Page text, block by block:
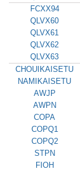
FCXX94
QLVX60
QLVX61
QLVX62
QLVX63
CHOUIKAISETU
NAMIKAISETU
AWJP
AWPN
COPA
COPQ1
COPQ2
STPN
FIOH